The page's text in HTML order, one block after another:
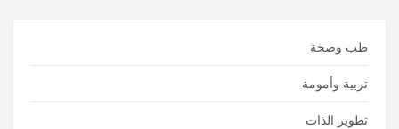
طب وصحة
تربية وأمومة
تطوير الذات